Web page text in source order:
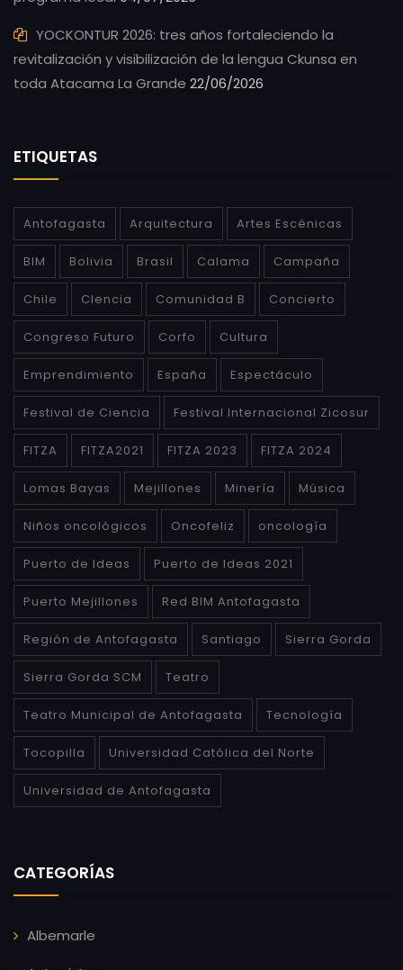
YOCKONTUR 2026: tres años fortaleciendo la
revitalización y visibilización de la lengua Ckunsa en
toda Atacama La Grande 22/06/2026
ETIQUETAS
Antofagasta Arquitectura Artes Escénicas
BIM Bolivia Brasil Calama Campaña
Chile CIencia Comunidad B Concierto
Congreso Futuro Corfo Cultura
Emprendimiento España Espectáculo
Festival de Ciencia Festival Internacional Zicosur
FITZA FITZA2021 FITZA 2023 FITZA 2024
Lomas Bayas Mejillones Minería Música
Niños oncológicos Oncofeliz oncología
Puerto de Ideas Puerto de Ideas 2021
Puerto Mejillones Red BIM Antofagasta
Región de Antofagasta Santiago Sierra Gorda
Sierra Gorda SCM Teatro
Teatro Municipal de Antofagasta Tecnología
Tocopilla Universidad Católica del Norte
Universidad de Antofagasta
CATEGORÍAS
Albemarle